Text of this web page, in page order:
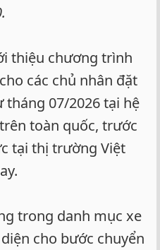
thiệu chương trình
các chủ nhân đặt
tháng 07/2026 tại hệ
toàn quốc, trước
tại thị trường Việt
trong danh mục xe
diện cho bước chuyển